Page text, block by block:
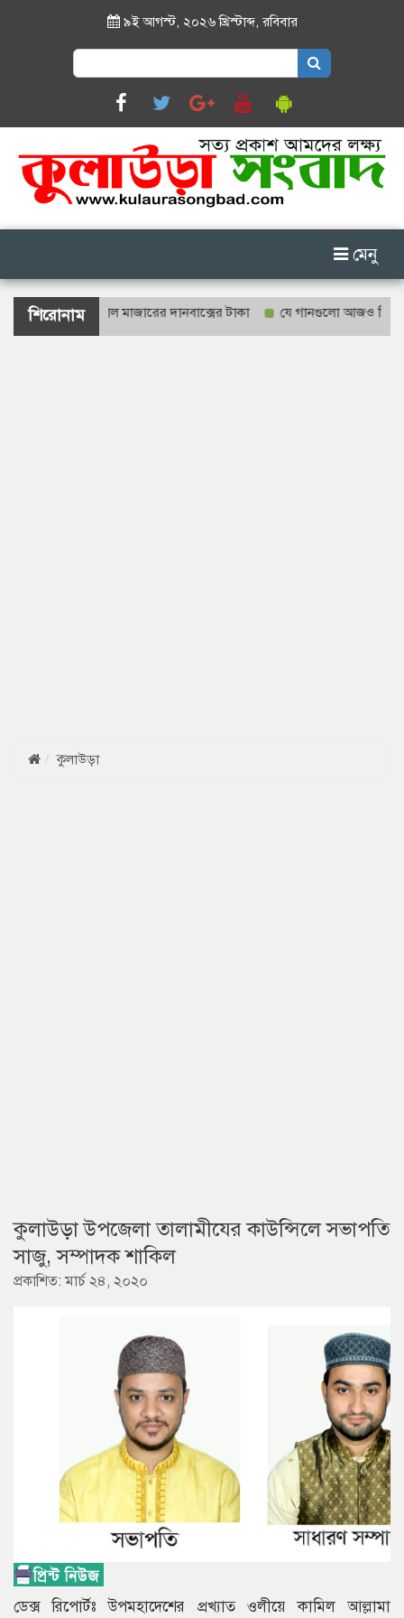
৯ই আগস্ট, ২০২৬ খ্রিস্টাব্দ,রবিবার
Search
for:
মেনু
শিরোনাম
হবে শাহজালাল মাজারের দানবাক্সের টাকা যে গানগুলো আজও ফিরিয়ে
কুলাউড়া
কুলাউড়া উপজেলা তালামীযের কাউন্সিলে সভাপতি
সাজু, সম্পাদক শাকিল
প্রকাশিত: মার্চ ২৪, ২০২০
ডেক্স রিপোর্টঃ উপমহাদেশের প্রখ্যাত ওলীয়ে কামিল আল্লামা